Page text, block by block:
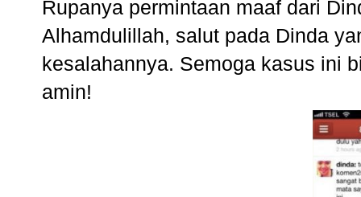
Rupanya permintaan maaf dari
Alhamdulillah, salut pada Dinda
kesalahannya. Semoga kasus ini
amin!